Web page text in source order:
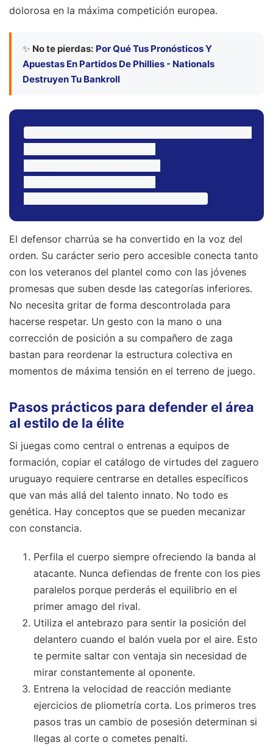
dolorosa en la máxima competición europea.
✨ No te pierdas: Por Qué Tus Pronósticos Y
Apuestas En Partidos De Phillies - Nationals
Destruyen Tu Bankroll
El defensor charrúa se ha convertido en la voz del
orden. Su carácter serio pero accesible conecta tanto
con los veteranos del plantel como con las jóvenes
promesas que suben desde las categorías inferiores.
No necesita gritar de forma descontrolada para
hacerse respetar. Un gesto con la mano o una
corrección de posición a su compañero de zaga
bastan para reordenar la estructura colectiva en
momentos de máxima tensión en el terreno de juego.
Pasos prácticos para defender el área
al estilo de la élite
Si juegas como central o entrenas a equipos de
formación, copiar el catálogo de virtudes del zaguero
uruguayo requiere centrarse en detalles específicos
que van más allá del talento innato. No todo es
genética. Hay conceptos que se pueden mecanizar
con constancia.
Perfila el cuerpo siempre ofreciendo la banda al
atacante. Nunca defiendas de frente con los pies
paralelos porque perderás el equilibrio en el
primer amago del rival.
Utiliza el antebrazo para sentir la posición del
delantero cuando el balón vuela por el aire. Esto
te permite saltar con ventaja sin necesidad de
mirar constantemente al oponente.
Entrena la velocidad de reacción mediante
ejercicios de pliometría corta. Los primeros tres
pasos tras un cambio de posesión determinan si
llegas al corte o cometes penalti.